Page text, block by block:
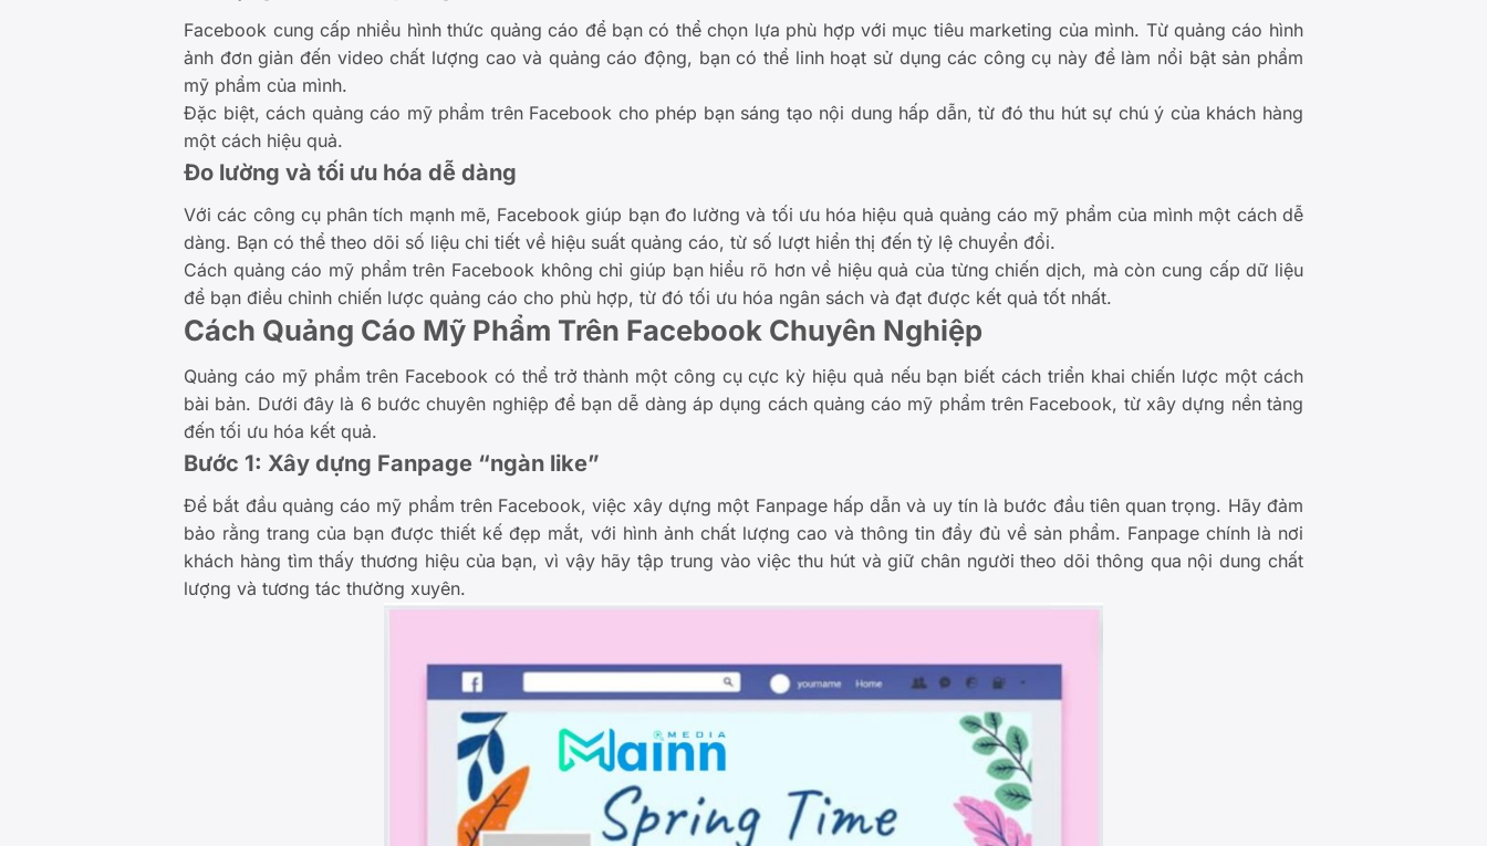
Facebook cung cấp nhiều hình thức quảng cáo để bạn có thể chọn lựa phù hợp với mục tiêu marketing của mình. Từ quảng cáo hình
ảnh đơn giản đến video chất lượng cao và quảng cáo động, bạn có thể linh hoạt sử dụng các công cụ này để làm nổi bật sản phẩm
mỹ phẩm của mình.
Đặc biệt, cách quảng cáo mỹ phẩm trên Facebook cho phép bạn sáng tạo nội dung hấp dẫn, từ đó thu hút sự chú ý của khách hàng
một cách hiệu quả.
Đo lường và tối ưu hóa dễ dàng
Với các công cụ phân tích mạnh mẽ, Facebook giúp bạn đo lường và tối ưu hóa hiệu quả quảng cáo mỹ phẩm của mình một cách dễ
dàng. Bạn có thể theo dõi số liệu chi tiết về hiệu suất quảng cáo, từ số lượt hiển thị đến tỷ lệ chuyển đổi.
Cách quảng cáo mỹ phẩm trên Facebook không chỉ giúp bạn hiểu rõ hơn về hiệu quả của từng chiến dịch, mà còn cung cấp dữ liệu
để bạn điều chỉnh chiến lược quảng cáo cho phù hợp, từ đó tối ưu hóa ngân sách và đạt được kết quả tốt nhất.
Cách Quảng Cáo Mỹ Phẩm Trên Facebook Chuyên Nghiệp
Quảng cáo mỹ phẩm trên Facebook có thể trở thành một công cụ cực kỳ hiệu quả nếu bạn biết cách triển khai chiến lược một cách
bài bản. Dưới đây là 6 bước chuyên nghiệp để bạn dễ dàng áp dụng cách quảng cáo mỹ phẩm trên Facebook, từ xây dựng nền tảng
đến tối ưu hóa kết quả.
Bước 1: Xây dựng Fanpage “ngàn like”
Để bắt đầu quảng cáo mỹ phẩm trên Facebook, việc xây dựng một Fanpage hấp dẫn và uy tín là bước đầu tiên quan trọng. Hãy đảm
bảo rằng trang của bạn được thiết kế đẹp mắt, với hình ảnh chất lượng cao và thông tin đầy đủ về sản phẩm. Fanpage chính là nơi
khách hàng tìm thấy thương hiệu của bạn, vì vậy hãy tập trung vào việc thu hút và giữ chân người theo dõi thông qua nội dung chất
lượng và tương tác thường xuyên.